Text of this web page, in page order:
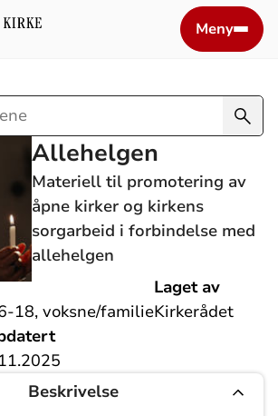
Meny
Allehelgen
Materiell til promotering av
åpne kirker og kirkens
sorgarbeid i forbindelse med
allehelgen
18, voksne/familie
Laget av
Kirkerådet
Beskrivelse